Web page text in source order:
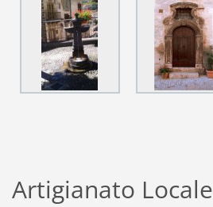
Artigianato Locale